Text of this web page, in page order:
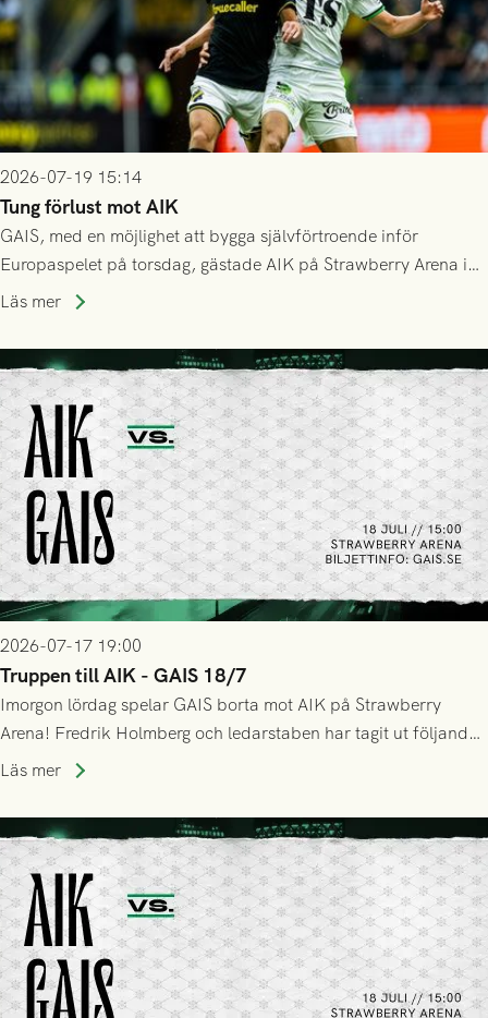
2026-07-19 15:14
Tung förlust mot AIK
GAIS, med en möjlighet att bygga självförtroende inför
Europaspelet på torsdag, gästade AIK på Strawberry Arena i
Stockholm . Men trots konstant hotande i första halvlek av
lyckades få in 2-0.
Läs mer
2026-07-17 19:00
Truppen till AIK - GAIS 18/7
Imorgon lördag spelar GAIS borta mot AIK på Strawberry
Arena! Fredrik Holmberg och ledarstaben har tagit ut följande
trupp till matchen:
Läs mer